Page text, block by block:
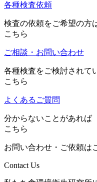
各種検査依頼
検査の依頼をご希望の方
こちら
ご相談・お問い合わせ
各種検査をご検討されて
こちら
よくあるご質問
分からないことがあれば
こちら
お問い合わせ・ご依頼は
Contact Us